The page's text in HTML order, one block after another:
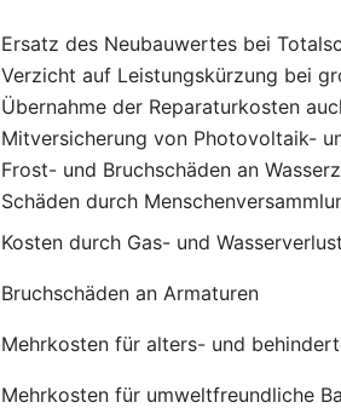
Ersatz des Neubauwertes bei
Verzicht auf Leistungskürzung bei
Übernahme der Reparaturkosten
Mitversicherung von Photovoltaik-
Frost- und Bruchschäden an
Schäden durch
Kosten durch Gas- und Wasserverlust
Bruchschäden an Armaturen
Mehrkosten für alters- und
Mehrkosten für umweltfreundliche